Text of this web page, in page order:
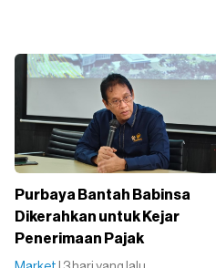
Purbaya Bantah Babinsa
Dikerahkan untuk Kejar
Penerimaan Pajak